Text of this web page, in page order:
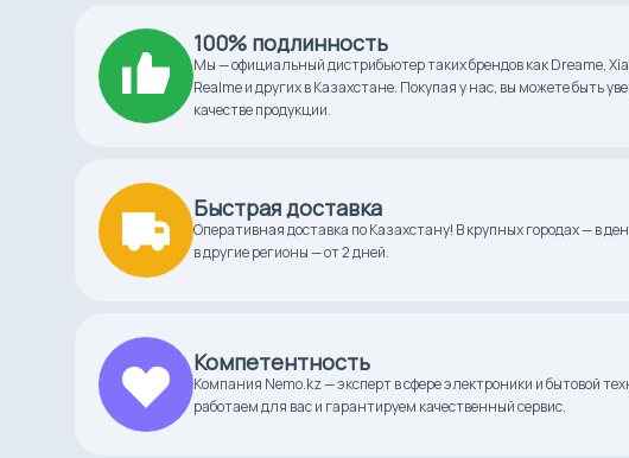
Материал рабочей
поверхности
Управление
элемента
Комплектация инструкция
100% подлинность
Мы — официальный дистрибьютер таких брендов как Dreame,
Realme и других в Казахстане. Покупая у нас, вы можете быть
качестве продукции.
Быстрая доставка
Оперативная доставка по Казахстану! В крупных городах — в
в другие регионы — от 2 дней.
Компетентность
Компания Nemo.kz — эксперт в сфере электроники и бытовой
работаем для вас и гарантируем качественный сервис.